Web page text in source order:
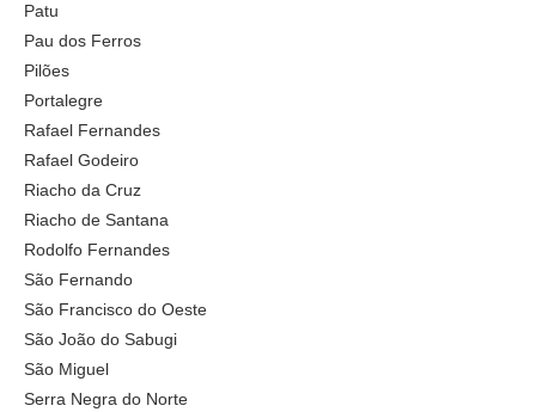
Patu
Pau dos Ferros
Pilões
Portalegre
Rafael Fernandes
Rafael Godeiro
Riacho da Cruz
Riacho de Santana
Rodolfo Fernandes
São Fernando
São Francisco do Oeste
São João do Sabugi
São Miguel
Serra Negra do Norte